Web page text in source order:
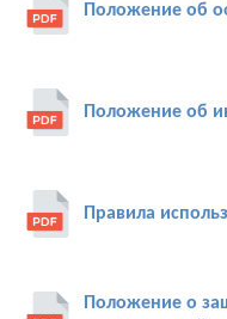
Положение об
Положение об
Правила
Положение о